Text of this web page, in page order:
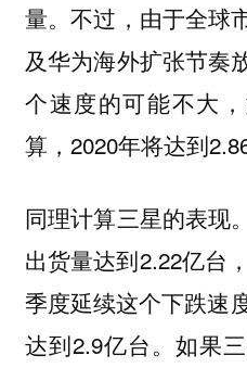
量。不过，由于全球
及华为海外扩张节奏
个速度的可能不大
算，2020年将达到
同理计算三星的表现
出货量达到2.22亿台
季度延续这个下跌速
达到2.9亿台。如果